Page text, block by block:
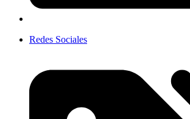
Redes Sociales